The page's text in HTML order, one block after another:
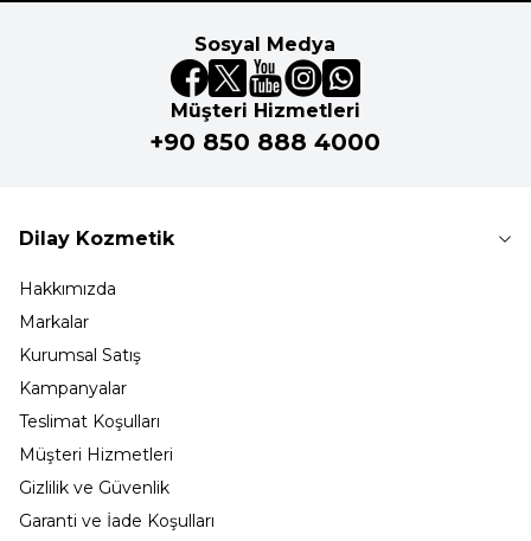
Sosyal Medya
Müşteri Hizmetleri
+90 850 888 4000
Dilay Kozmetik
Hakkımızda
Markalar
Kurumsal Satış
Kampanyalar
Teslimat Koşulları
Müşteri Hizmetleri
Gizlilik ve Güvenlik
Garanti ve İade Koşulları